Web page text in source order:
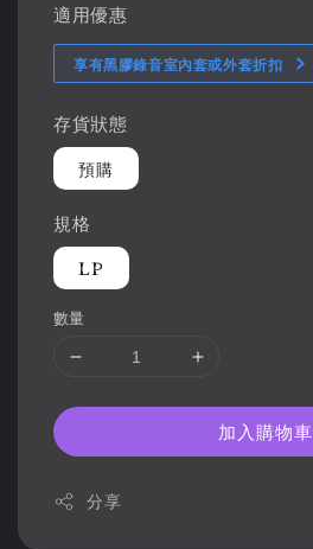
適用優惠
享有黑膠錄音室內套或外套折扣
存貨狀態
預購
規格
LP
數量
加入購物車
分享